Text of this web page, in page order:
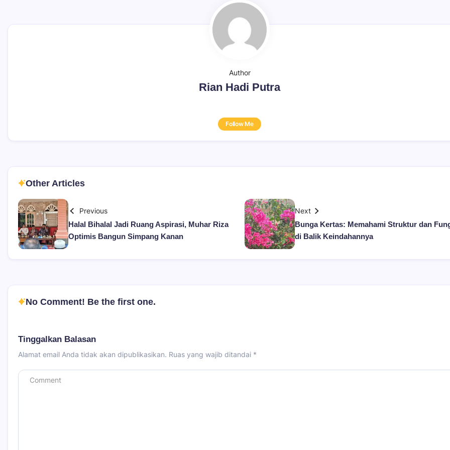
Author
Rian Hadi Putra
Follow Me
Other Articles
Previous
Halal Bihalal Jadi Ruang Aspirasi, Muhar Riza
Optimis Bangun Simpang Kanan
Next
Bunga Kertas: Memahami Struktur dan
di Balik Keindahannya
No Comment! Be the first one.
Tinggalkan Balasan
Alamat email Anda tidak akan dipublikasikan. Ruas yang wajib ditandai *